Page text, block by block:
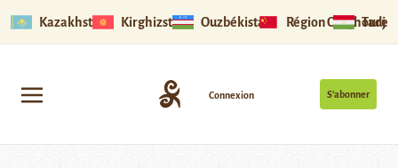
Kazakhstan Kirghizstan Ouzbékistan Région Ouïghoure
S’abonner
Connexion